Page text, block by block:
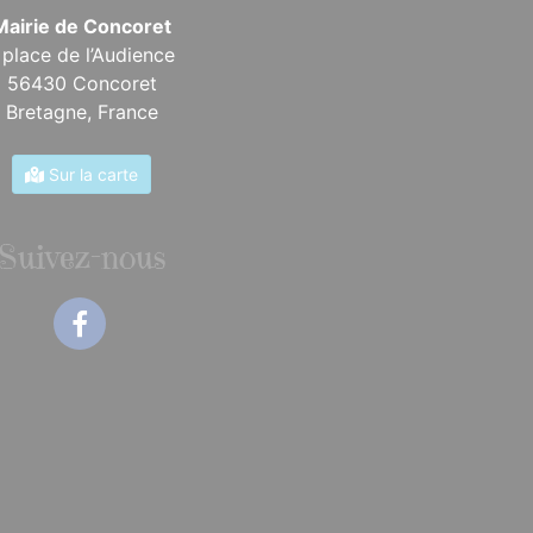
de Concoret
place de l’Audience
56430 Concoret
Bretagne, France
Sur la carte
Suivez-nous